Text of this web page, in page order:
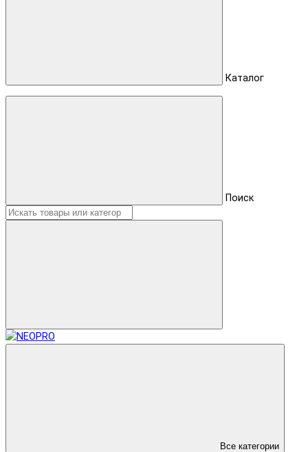
Каталог
Поиск
Все категории